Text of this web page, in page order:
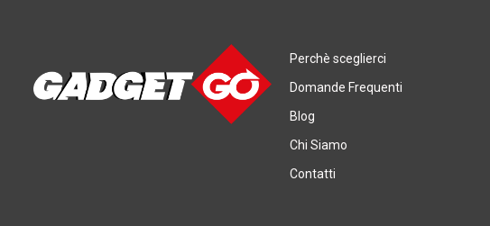
Perchè sceglierci
Domande Frequenti
Blog
Chi Siamo
Contatti